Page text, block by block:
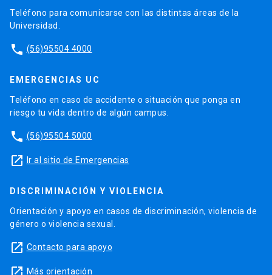
Teléfono para comunicarse con las distintas áreas de la
Universidad.
phone (56)95504 4000
EMERGENCIAS UC
Teléfono en caso de accidente o situación que ponga en
riesgo tu vida dentro de algún campus.
phone (56)95504 5000
launch Ir al sitio de Emergencias
DISCRIMINACIÓN Y VIOLENCIA
Orientación y apoyo en casos de discriminación, violencia de
género o violencia sexual.
launch Contacto para apoyo
launch Más orientación